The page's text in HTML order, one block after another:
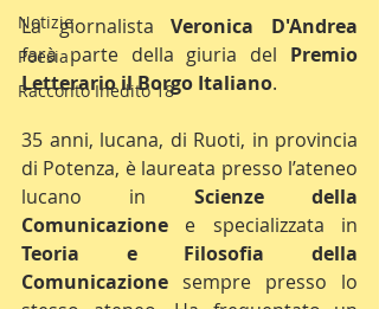
Notizie
Poesia
Racconto Inedito 18
La giornalista Veronica D'Andrea
farà parte della giuria del Premio
Letterario il Borgo Italiano.
35 anni, lucana, di Ruoti, in provincia
di Potenza, è laureata presso l’ateneo
lucano in Scienze della
Comunicazione
Teoria e Filosofia della
Comunicazione sempre presso lo